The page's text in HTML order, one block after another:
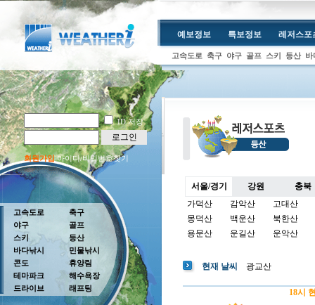
ID 저장
로그인
회원가입아이디/비밀번호찾기
예보정보 특보정보 레저스포
고속도로 축구 야구 골프 스키 등산 바
고속도로
야구
스키
바다낚시
콘도
테마파크
드라이브
축구
골프
등산
민물낚시
휴양림
해수욕장
래프팅
서울/경기 강원
충북
가덕산
감악산
고대산
몽덕산
백운산
북한산
용문산
운길산 운악산
현재 날씨 광교산
18시